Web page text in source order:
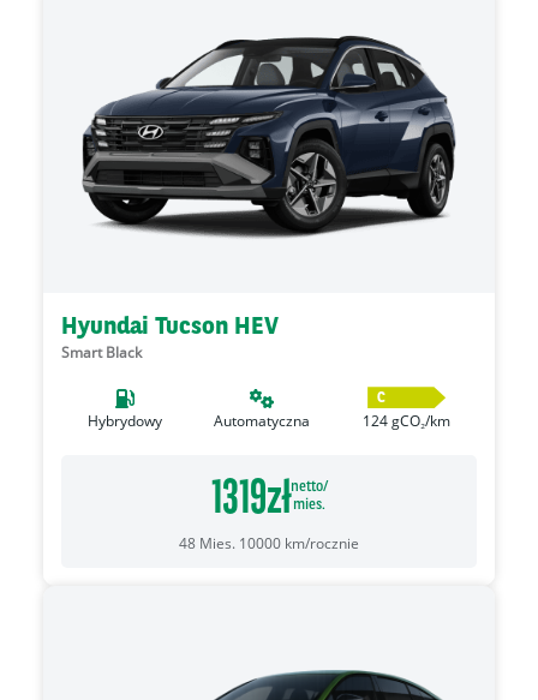
Hyundai Tucson HEV
Smart Black
Hybrydowy Automatyczna
C
124gCO₂/km
1319złnetto/
mies.
48 Mies. 10000 km/rocznie